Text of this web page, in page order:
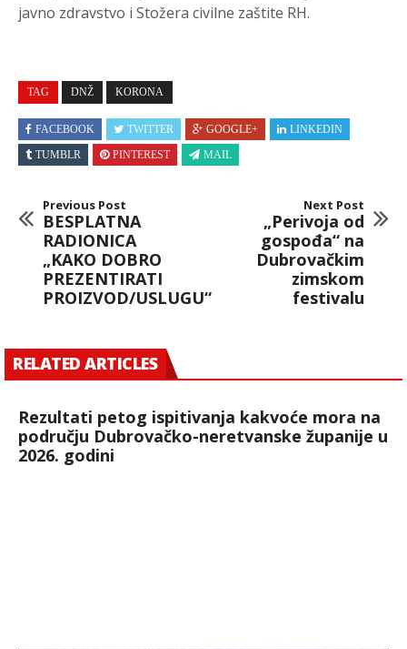
javno zdravstvo i Stožera civilne zaštite RH.
TAG DNŽ KORONA
FACEBOOK TWITTER GOOGLE+
LINKEDIN
TUMBLR
PINTEREST MAIL
Previous Post
BESPLATNA
RADIONICA
„KAKO DOBRO
PREZENTIRATI
PROIZVOD/USLUGU“
Next Post
„Perivoja od
gospođa“ na
Dubrovačkim
zimskom
festivalu
RELATED ARTICLES
Rezultati petog ispitivanja kakvoće mora na
području Dubrovačko-neretvanske županije u
2026. godini